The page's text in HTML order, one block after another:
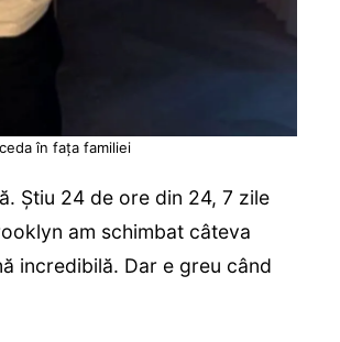
în fața familiei
Știu 24 de ore din 24, 7 zile
am schimbat câteva
incredibilă. Dar e greu când